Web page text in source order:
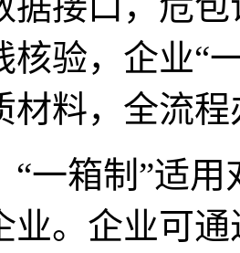
核验，企业“
材料，全流
箱制”适用
业。企业可